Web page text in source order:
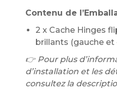
Contenu de
2 x Cache Hinges
brillants (gauche et
👉 Pour plus
d’installation et les
consultez la